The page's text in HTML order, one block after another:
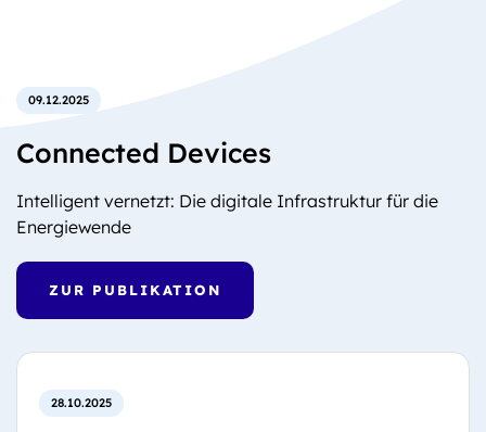
09.12.2025
Connected Devices
Intelligent vernetzt: Die digitale Infrastruktur für die
Energiewende
ZUR PUBLIKATION
28.10.2025